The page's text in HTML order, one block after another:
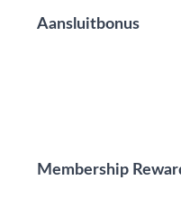
Aansluitbonus
Membership